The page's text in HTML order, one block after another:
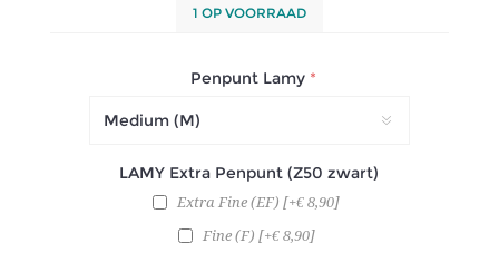
1 OP VOORRAAD
Penpunt Lamy *
LAMY Extra Penpunt (Z50 zwart)
Extra Fine (EF) [+€ 8,90]
Fine (F) [+€ 8,90]